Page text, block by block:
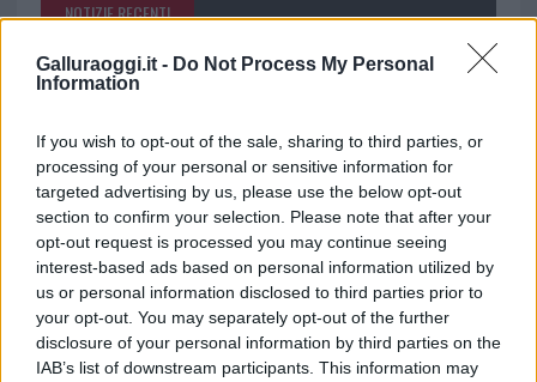
Galluraoggi.it - Do Not Process My Personal
Information
If you wish to opt-out of the sale, sharing to third parties, or
processing of your personal or sensitive information for
targeted advertising by us, please use the below opt-out
section to confirm your selection. Please note that after your
opt-out request is processed you may continue seeing
interest-based ads based on personal information utilized by
us or personal information disclosed to third parties prior to
your opt-out. You may separately opt-out of the further
disclosure of your personal information by third parties on the
IAB’s list of downstream participants. This information may
k p
NOTIZIE RECENTI
Nuovo sportello rifiuti a Palau, una svolta per gli
Migliori agenzie per l’Attestazione SOA in Italia:
lista delle 4 realtà più efficienti nella g…
“Sul filo del discorso”: sold out ad Olbia per il
reading su Atzeni